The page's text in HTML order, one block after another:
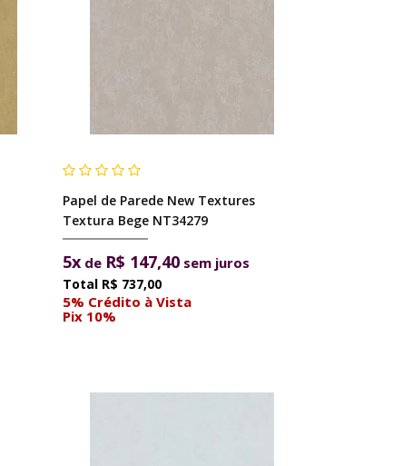
Papel de Parede New Textures
Textura Bege NT34279
5x de R$ 147,40 sem juros
R$ 737,00
5% Crédito à Vista
Pix 10%